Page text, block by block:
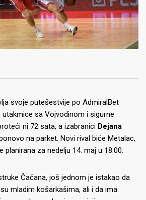
svoje putešestvije po AdmiralBet
utakmice sa Vojvodinom i sigurne
ni 72 sata, a izabranici Dejana
na parket. Novi rival biće Metalac,
planirana za nedelju 14. maj u 18:00.
Čačana, još jednom je istakao da
mladim košarkašima, ali i da ima